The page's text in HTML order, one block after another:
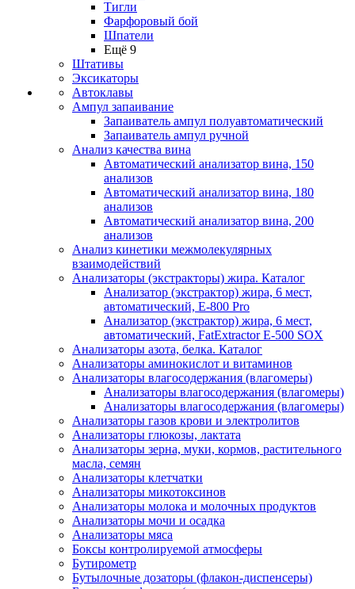
Тигли
Фарфоровый бой
Шпатели
Ещё 9
Штативы
Эксикаторы
Автоклавы
Ампул запаивание
Запаиватель ампул полуавтоматический
Запаиватель ампул ручной
Анализ качества вина
Автоматический анализатор вина, 150
анализов
Автоматический анализатор вина, 180
анализов
Автоматический анализатор вина, 200
анализов
Анализ кинетики межмолекулярных
взаимодействий
Анализаторы (экстракторы) жира. Каталог
Анализатор (экстрактор) жира, 6 мест,
автоматический, E-800 Pro
Анализатор (экстрактор) жира, 6 мест,
автоматический, FatExtractor E-500 SOX
Анализаторы азота, белка. Каталог
Анализаторы аминокислот и витаминов
Анализаторы влагосодержания (влагомеры)
Анализаторы влагосодержания (влагомеры)
Анализаторы влагосодержания (влагомеры)
Анализаторы газов крови и электролитов
Анализаторы глюкозы, лактата
Анализаторы зерна, муки, кормов, растительного
масла, семян
Анализаторы клетчатки
Анализаторы микотоксинов
Анализаторы молока и молочных продуктов
Анализаторы мочи и осадка
Анализаторы мяса
Боксы контролируемой атмосферы
Бутирометр
Бутылочные дозаторы (флакон-диспенсеры)